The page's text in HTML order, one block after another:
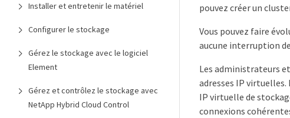
Installer et entretenir le matériel
Configurer le stockage
Gérez le stockage avec le logiciel
Element
Gérez et contrôlez le stockage avec
NetApp Hybrid Cloud Control
pouvez créer un
Vous pouvez faire
aucune interruption
Les administrateurs
adresses IP virtuelles.
IP virtuelle de
connexions